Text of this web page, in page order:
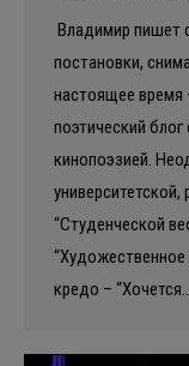
Владимир пишет
постановки,
настоящее время
поэтический
кинопоэзией.
университетской,
“Студенческой
“Художественное
кредо –